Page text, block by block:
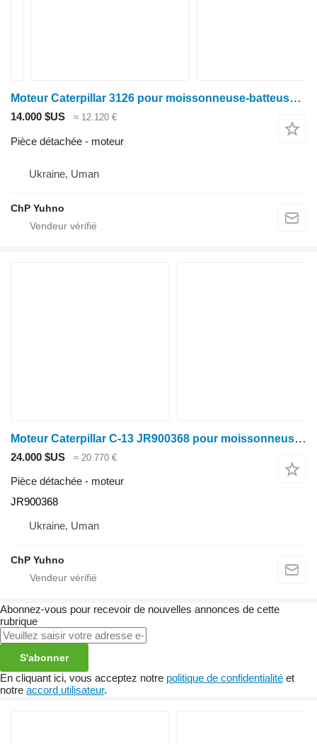
Moteur Caterpillar 3126 pour moissonneuse-batteuse Claas lexion 460 470
14.000 $US ≈ 12.120 €
Pièce détachée - moteur
Ukraine, Uman
ChP Yuhno
Moteur Caterpillar C-13 JR900368 pour moissonneuse-batteuse Claas Lexion
24.000 $US ≈ 20.770 €
Pièce détachée - moteur
JR900368
Ukraine, Uman
ChP Yuhno
Abonnez-vous pour recevoir de nouvelles annonces de cette
rubrique
S'abonner
En cliquant ici, vous acceptez notre politique de confidentialité et
notre accord utilisateur.